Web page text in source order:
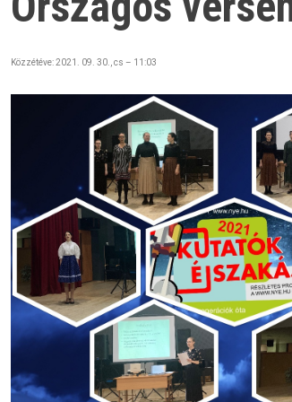
Közzétéve:2021. 09. 30., cs – 11:03